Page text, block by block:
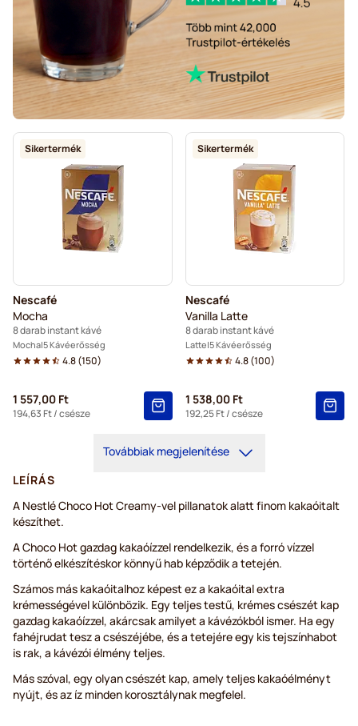
Sikertermék
Nescafé
Mocha
8 darab instant kávé
Mocha 5 Kávéerősség
4.8(150)
1 557,00 Ft
194,63 Ft/ csésze
Sikertermék
Nescafé
Vanilla Latte
8 darab instant kávé
Latte 5 Kávéerősség
4.8(100)
1 538,00 Ft
192,25 Ft/ csésze
Továbbiak megjelenítése
LEÍRÁS
A Nestlé Choco Hot Creamy-vel pillanatok alatt finom kakaóitalt
készíthet.
A Choco Hot gazdag kakaóízzel rendelkezik, és a forró vízzel
történő elkészítéskor könnyű hab képződik a tetején.
Számos más kakaóitalhoz képest ez a kakaóital extra
krémességével különbözik. Egy teljes testű, krémes csészét kap
gazdag kakaóízzel, akárcsak amilyet a kávézókból ismer. Ha egy
fahéjrudat tesz a csészéjébe, és a tetejére egy kis tejszínhabot
is rak, a kávézói élmény teljes.
Más szóval, egy olyan csészét kap, amely teljes kakaóélményt
nyújt, és az íz minden korosztálynak megfelel.